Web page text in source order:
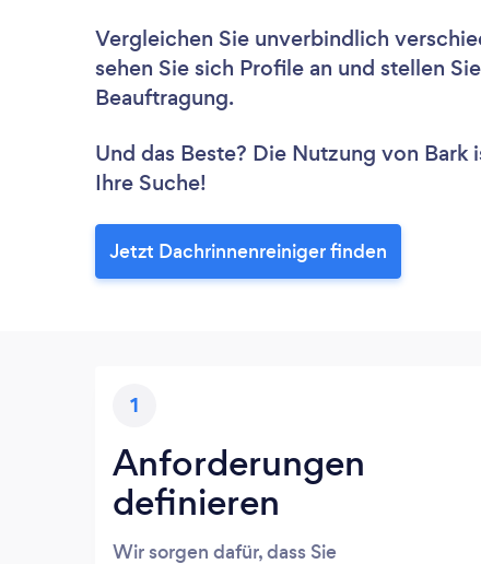
Vergleichen Sie unverbindlich
sehen Sie sich Profile an und stellen
Beauftragung.
Und das Beste? Die Nutzung von
Ihre Suche!
Jetzt Dachrinnenreiniger finden
1
Anforderungen
definieren
Wir sorgen dafür, dass Sie